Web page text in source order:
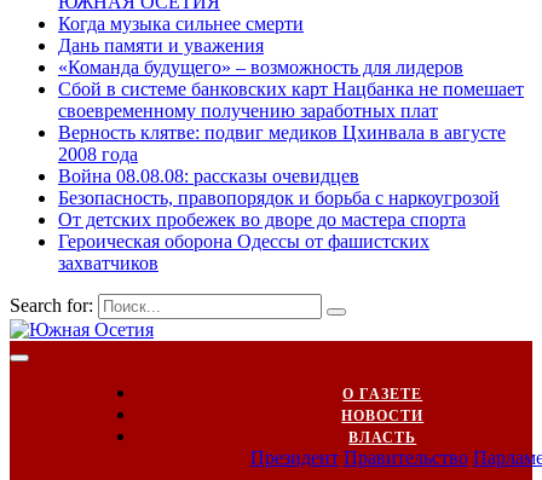
Когда музыка сильнее смерти
Дань памяти и уважения
«Команда будущего» – возможность для лидеров
Сбой в системе банковских карт Нацбанка не помешает
своевременному получению заработных плат
Верность клятве: подвиг медиков Цхинвала в августе
2008 года
Война 08.08.08: рассказы очевидцев
Безопасность, правопорядок и борьба с наркоугрозой
От детских пробежек во дворе до мастера спорта
Героическая оборона Одессы от фашистских
захватчиков
Search for:
О ГАЗЕТЕ
НОВОСТИ
ВЛАСТЬ
Президент Правительство